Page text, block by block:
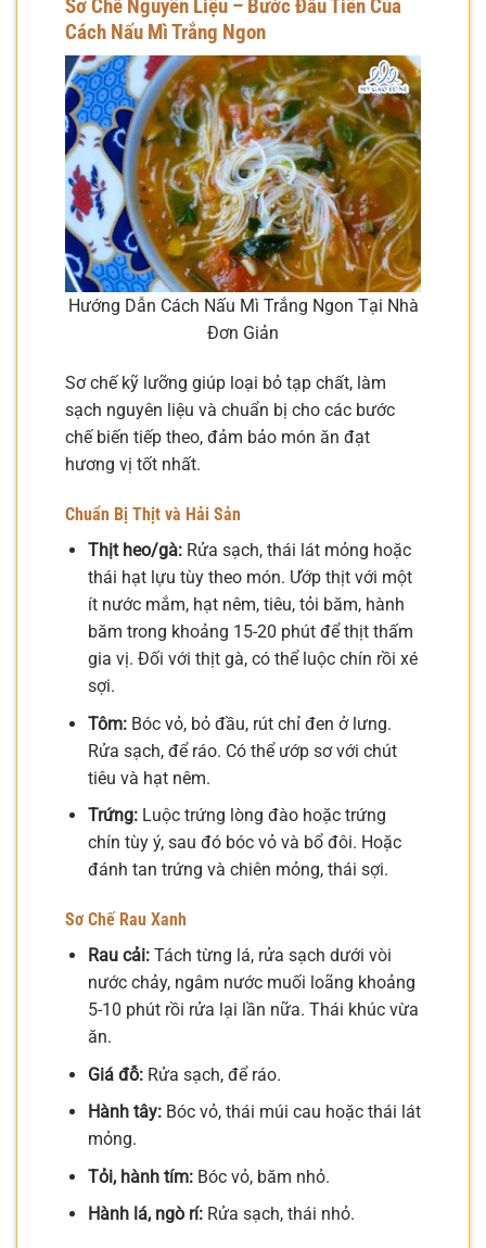
Sơ Chế Nguyên Liệu – Bước Đầu Tiên Của
Cách Nấu Mì Trắng Ngon
Hướng Dẫn Cách Nấu Mì Trắng Ngon Tại Nhà
Đơn Giản
Sơ chế kỹ lưỡng giúp loại bỏ tạp chất, làm
sạch nguyên liệu và chuẩn bị cho các bước
chế biến tiếp theo, đảm bảo món ăn đạt
hương vị tốt nhất.
Chuẩn Bị Thịt và Hải Sản
Thịt heo/gà:Rửa sạch, thái lát mỏng hoặc
thái hạt lựu tùy theo món. Ướp thịt với một
ít nước mắm, hạt nêm, tiêu, tỏi băm, hành
băm trong khoảng 15-20 phút để thịt thấm
gia vị. Đối với thịt gà, có thể luộc chín rồi xé
sợi.
Tôm:Bóc vỏ, bỏ đầu, rút chỉ đen ở lưng.
Rửa sạch, để ráo. Có thể ướp sơ với chút
tiêu và hạt nêm.
Trứng:Luộc trứng lòng đào hoặc trứng
chín tùy ý, sau đó bóc vỏ và bổ đôi. Hoặc
đánh tan trứng và chiên mỏng, thái sợi.
Sơ Chế Rau Xanh
Rau cải:Tách từng lá, rửa sạch dưới vòi
nước chảy, ngâm nước muối loãng khoảng
5-10 phút rồi rửa lại lần nữa. Thái khúc vừa
ăn.
Giá đỗ:Rửa sạch, để ráo.
Hành tây:Bóc vỏ, thái múi cau hoặc thái lát
mỏng.
Tỏi, hành tím:Bóc vỏ, băm nhỏ.
Hành lá, ngò rí:Rửa sạch, thái nhỏ.